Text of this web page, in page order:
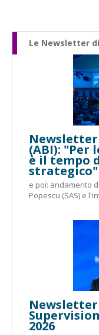
Le Newsletter
Newsletter
(ABI): "Per
è il tempo
strategico"
e poi: andamento
Popescu (SAS) e
Newsletter
2026